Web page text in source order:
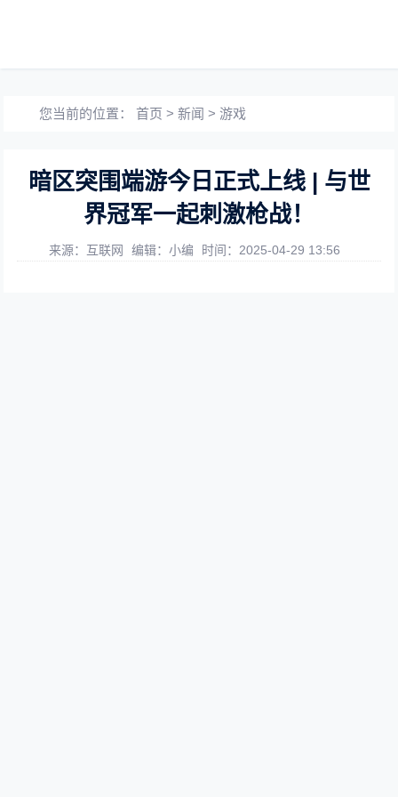
您当前的位置：首页 >新闻 > 游戏
暗区突围端游今日正式上线 | 与世
界冠军一起刺激枪战！
来源：互联网 编辑：小编 时间：2025-04-29 13:56